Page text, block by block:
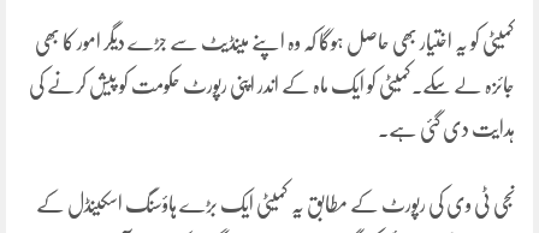
کمیٹی کو یہ اختیار بھی حاصل ہوگا کہ وہ اپنے مینڈیٹ سے جڑے دیگر امور کا بھی
جائزہ لے سکے۔کمیٹی کو ایک ماہ کے اندر اپنی رپورٹ حکومت کو پیش کرنے کی
ہدایت دی گئی ہے۔
نجی ٹی وی کی رپورٹ کے مطابق یہ کمیٹی ایک بڑے ہاؤسنگ اسکینڈل کے